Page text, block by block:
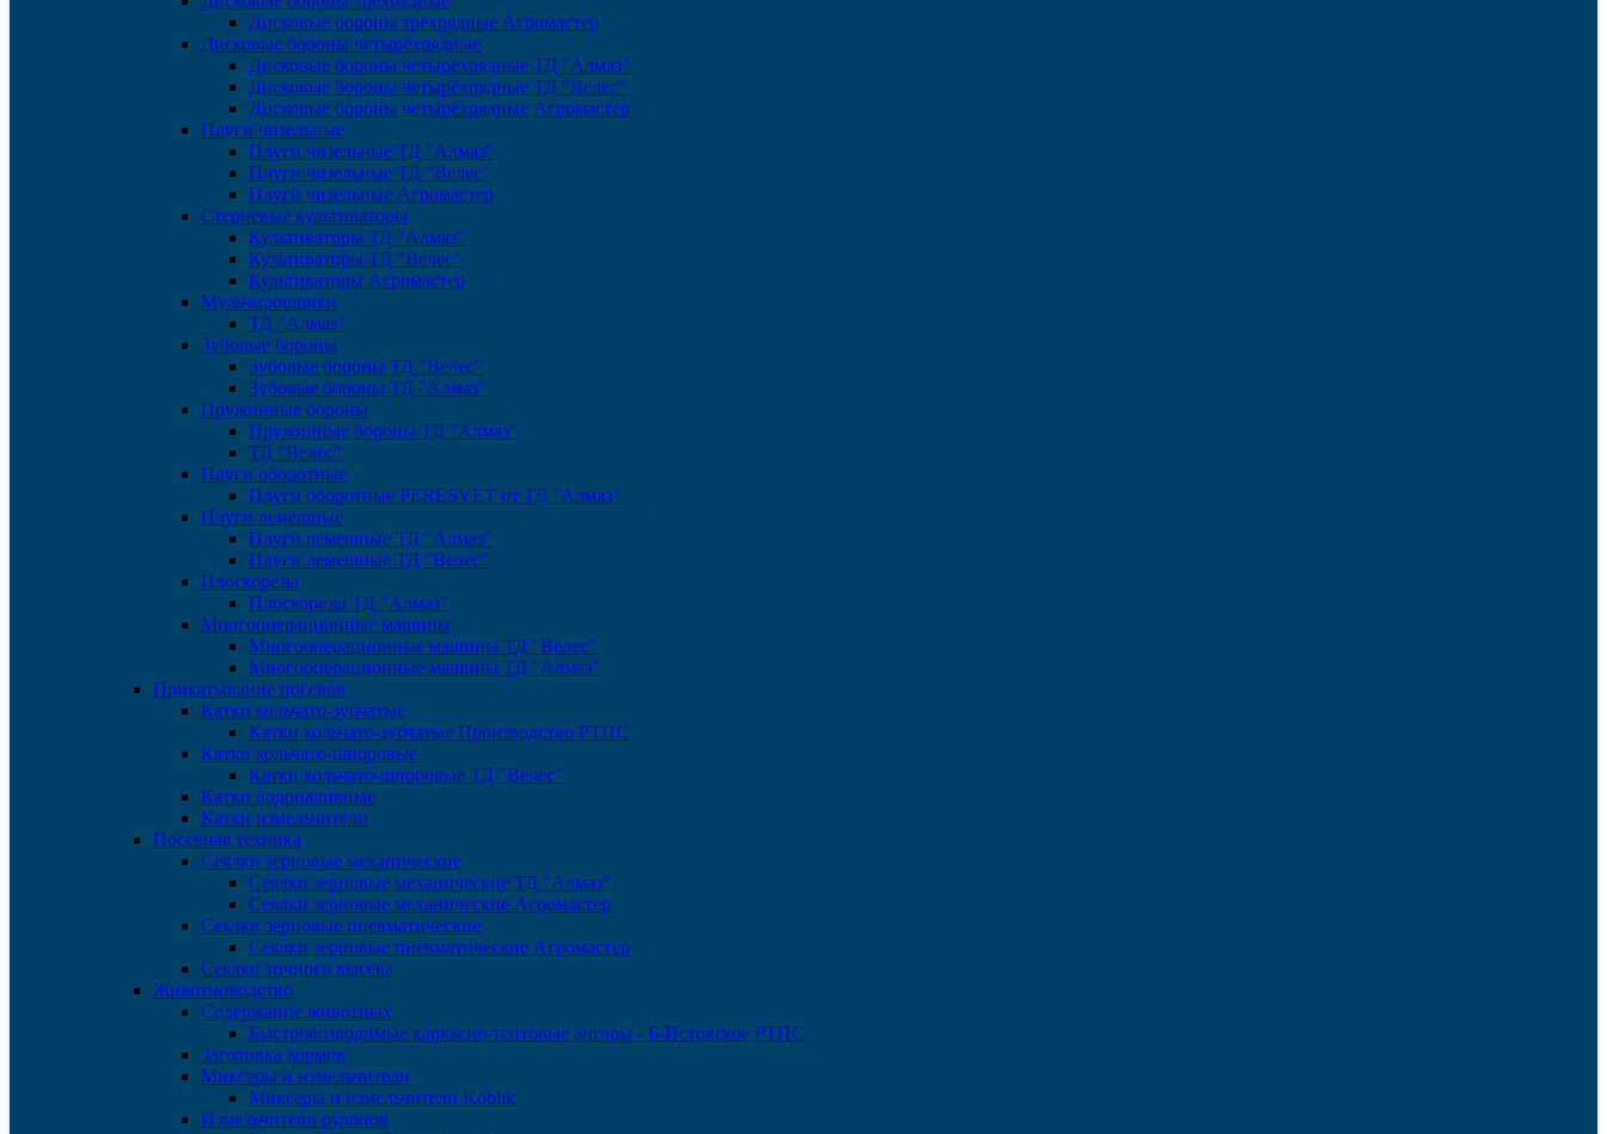
Дисковые бороны трёхрядные Агромастер
Дисковые бороны четырёхрядные
Дисковые бороны четырёхрядные ТД "Алмаз"
Дисковые бороны четырёхрядные ТД "Велес"
Дисковые бороны четырёхрядные Агромастер
Плуги чизельные
Плуги чизельные ТД "Алмаз"
Плуги чизельные ТД "Велес"
Плуги чизельные Агромастер
Стерневые культиваторы
Культиваторы ТД "Алмаз"
Культиваторы ТД "Велес"
Культиваторы Агромастер
Мульчировщики
ТД "Алмаз"
Зубовые бороны
Зубовые бороны ТД "Велес"
Зубовые бороны ТД "Алмаз"
Пружинные бороны
Пружинные бороны ТД "Алмаз"
ТД "Велес"
Плуги оборотные
Плуги оборотные PERESVET от ТД "Алмаз"
Плуги лемешные
Плуги лемешные ТД "Алмаз"
Плуги лемешные ТД "Велес"
Плоскорезы
Плоскорезы ТД "Алмаз"
Многооперационные машины
Многооперационные машины ТД "Велес"
Многооперационные машины ТД "Алмаз"
Прикатывание посевов
Катки кольчато-зубчатые
Катки кольчато-зубчатые Производство РТПС
Катки кольчато-шпоровые
Катки кольчато-шпоровые ТД "Велес"
Катки водоналивные
Катки измельчители
Посевная техника
Сеялки зерновые механические
Сеялки зерновые механические ТД "Алмаз"
Сеялки зерновые механические Агромастер
Сеялки зерновые пневматические
Сеялки зерновые пневматические Агромастер
Сеялки точного высева
Животноводство
Содержание животных
Быстровозводимые каркасно-тентовые ангары - Б-Истокское РТПС
Заготовка кормов
Миксеры и измельчители
Миксеры и измельчители Koblik
Измельчители рулонов